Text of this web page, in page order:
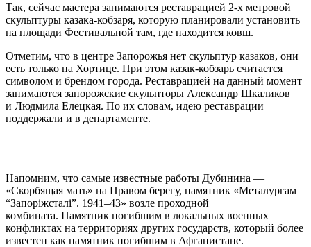
Так, сейчас мастера занимаются реставрацией 2-х метровой
скульптуры казака-кобзаря, которую планировали установить
на площади Фестивальной там, где находится ковш.
Отметим, что в центре Запорожья нет скульптур казаков, они
есть только на Хортице. При этом казак-кобзарь считается
символом и брендом города. Реставрацией на данный момент
занимаются запорожские скульпторы Александр Шкаликов
и Людмила Елецкая. По их словам, идею реставрации
поддержали и в департаменте.
Напомним, что самые известные работы Дубинина —
«Скорбящая мать» на Правом берегу, памятник «Металургам
“Запоріжсталі”. 1941–43» возле проходной
комбината. Памятник погибшим в локальных военных
конфликтах на территориях других государств, который более
известен как памятник погибшим в Афганистане.